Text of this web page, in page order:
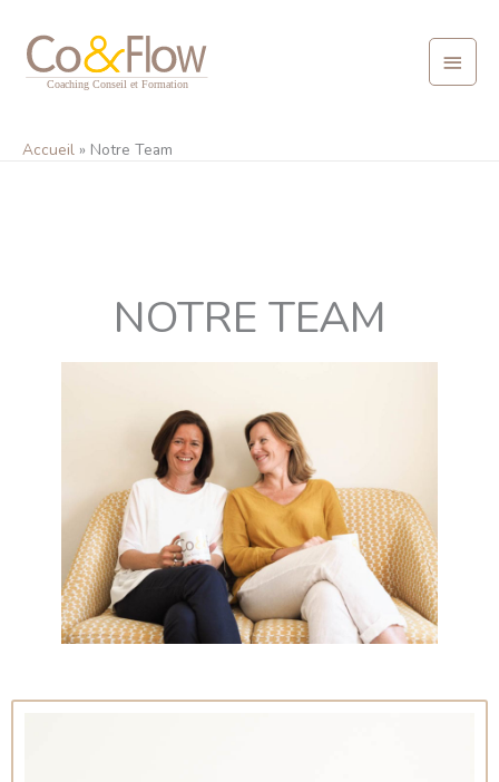
contenu
Menu
Accueil Notre Team
NOTRE TEAM